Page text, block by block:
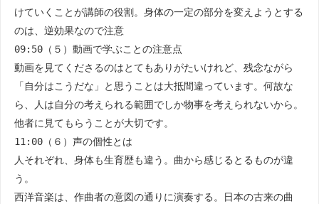
けていくことが講師の役割。身体の一定の部分を変えようとする
のは、逆効果なので注意
09:50（５）動画で学ぶことの注意点
動画を見てくださるのはとてもありがたいけれど、残念ながら
「自分はこうだな」と思うことは大抵間違っています。何故な
ら、人は自分の考えられる範囲でしか物事を考えられないから。
他者に見てもらうことが大切です。
11:00（６）声の個性とは
人それぞれ、身体も生育歴も違う。曲から感じるとるものが違
う。
西洋音楽は、作曲者の意図の通りに演奏する。日本の古来の曲